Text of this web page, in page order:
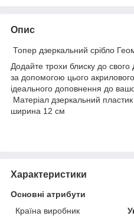
Опис
Топер дзеркальний срібло
Додайте трохи блиску до
за допомогою цього
ідеального доповнення до
Матеріал дзеркальний
ширина 12 см
Характеристики
Основні атрибути
Країна виробник